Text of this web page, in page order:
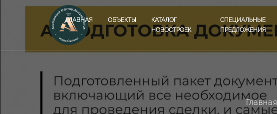
ГЛАВНАЯ ОБЪЕКТЫ
КАТАЛОГ
НОВОСТРОЕК
СПЕЦИАЛЬНЫЕ
ПРЕДЛОЖЕНИЯ
Главная